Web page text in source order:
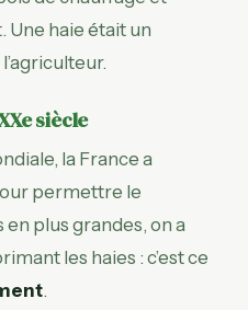
Une haie était un
siècle
la France a
permettre le
plus grandes, on a
les haies : c’est ce
.